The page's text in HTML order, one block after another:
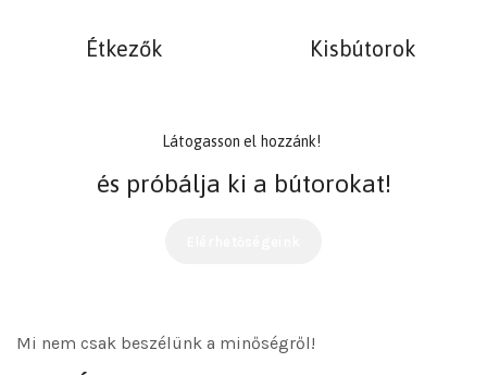
Étkezők Kisbútorok
Látogasson el hozzánk!
és próbálja ki a bútorokat!
Mi nem csak beszélünk a minőségről!